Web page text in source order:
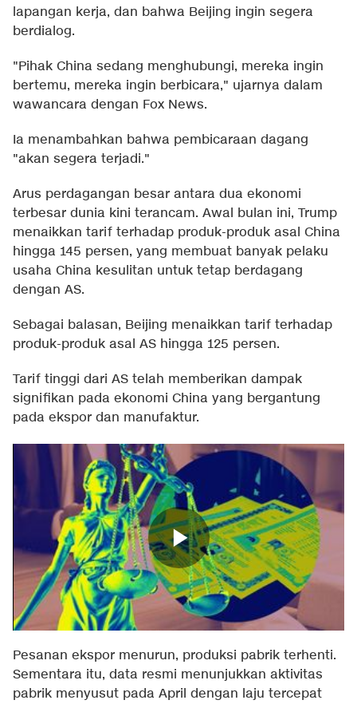
lapangan kerja, dan bahwa Beijing ingin segera
berdialog.
"Pihak China sedang menghubungi, mereka ingin
bertemu, mereka ingin berbicara," ujarnya dalam
wawancara dengan Fox News.
Ia menambahkan bahwa pembicaraan dagang
"akan segera terjadi."
Arus perdagangan besar antara dua ekonomi
terbesar dunia kini terancam. Awal bulan ini, Trump
menaikkan tarif terhadap produk-produk asal China
hingga 145 persen, yang membuat banyak pelaku
usaha China kesulitan untuk tetap berdagang
dengan AS.
Sebagai balasan, Beijing menaikkan tarif terhadap
produk-produk asal AS hingga 125 persen.
Tarif tinggi dari AS telah memberikan dampak
signifikan pada ekonomi China yang bergantung
pada ekspor dan manufaktur.
Pesanan ekspor menurun, produksi pabrik terhenti.
Sementara itu, data resmi menunjukkan aktivitas
pabrik menyusut pada April dengan laju tercepat